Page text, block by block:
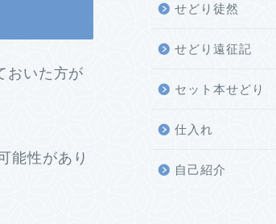
おいた方が
能性があり
せどり徒然
せどり遠征記
セット本せどり
仕入れ
自己紹介